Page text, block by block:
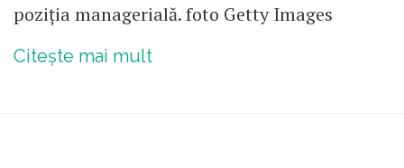
poziția managerială. foto Getty Images
Citește mai mult